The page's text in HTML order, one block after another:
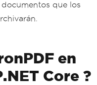
que los
en
Core ?